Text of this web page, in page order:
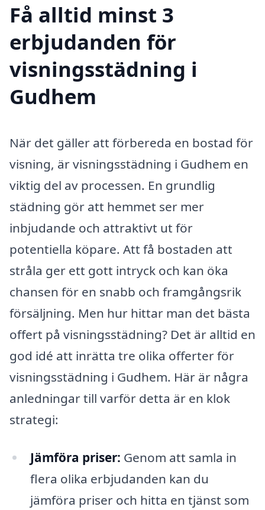
Få alltid minst 3
erbjudanden för
visningsstädning i
Gudhem
När det gäller att förbereda en bostad för
visning, är visningsstädning i Gudhem en
viktig del av processen. En grundlig
städning gör att hemmet ser mer
inbjudande och attraktivt ut för
potentiella köpare. Att få bostaden att
stråla ger ett gott intryck och kan öka
chansen för en snabb och framgångsrik
försäljning. Men hur hittar man det bästa
offert på visningsstädning? Det är alltid en
god idé att inrätta tre olika offerter för
visningsstädning i Gudhem. Här är några
anledningar till varför detta är en klok
strategi:
Jämföra priser: Genom att samla in
flera olika erbjudanden kan du
jämföra priser och hitta en tjänst som